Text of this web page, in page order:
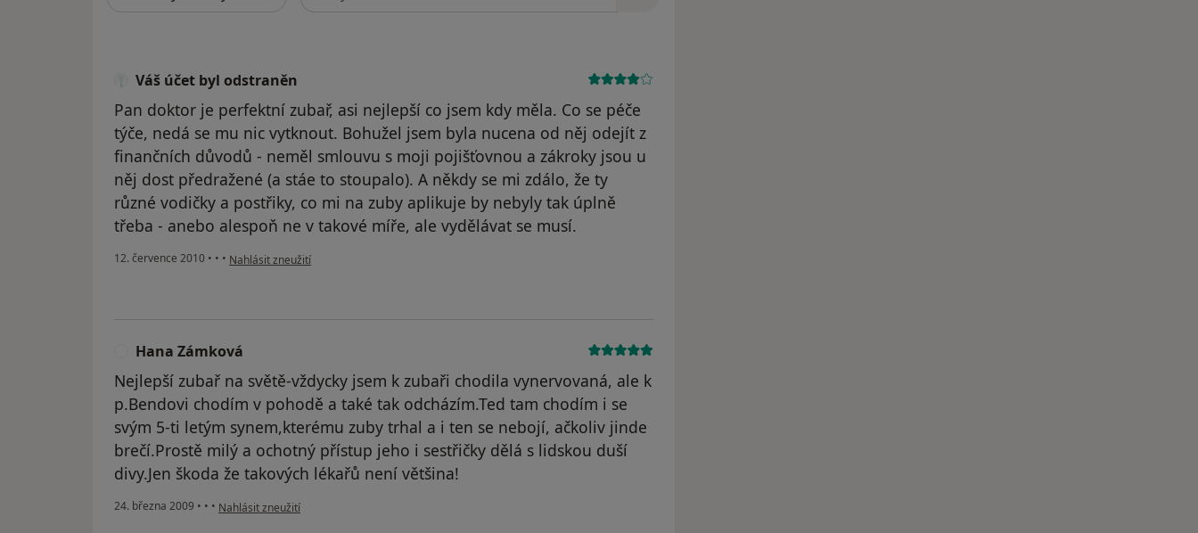
Váš účet byl odstraněn
Pan doktor je perfektní zubař, asi nejlepší co jsem kdy měla. Co se péče
týče, nedá se mu nic vytknout. Bohužel jsem byla nucena od něj odejít z
finančních důvodů - neměl smlouvu s moji pojišťovnou a zákroky jsou u
něj dost předražené (a stáe to stoupalo). A někdy se mi zdálo, že ty
různé vodičky a postřiky, co mi na zuby aplikuje by nebyly tak úplně
třeba - anebo alespoň ne v takové míře, ale vydělávat se musí.
12. července 2010 • • • podle názoru uživatele Váš účet byl odstraněn
Nahlásit zneužití
Hana Zámková
Nejlepší zubař na světě-vždycky jsem k zubaři chodila vynervovaná, ale k
p.Bendovi chodím v pohodě a také tak odcházím.Ted tam chodím i se
svým 5-ti letým synem,kterému zuby trhal a i ten se nebojí, ačkoliv jinde
brečí.Prostě milý a ochotný přístup jeho i sestřičky dělá s lidskou duší
divy.Jen škoda že takových lékařů není většina!
24. března 2009 • • • podle názoru uživatele Hana Zámková
Nahlásit zneužití